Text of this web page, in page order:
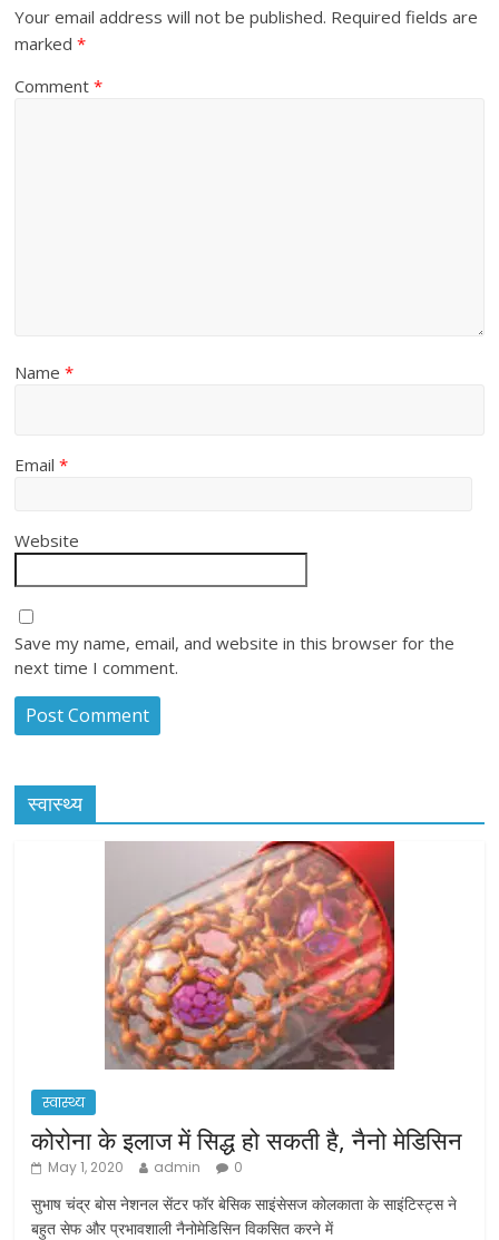
Your email address will not be published. Required fields are
marked*
Comment*
Name*
Email*
Website
Save my name, email, and website in this browser for the
next time I comment.
स्वास्थ्य
स्वास्थ्य
कोरोना के इलाज में सिद्ध हो सकती है, नैनो मेडिसिन
May 1, 2020 admin 0
सुभाष चंद्र बोस नेशनल सेंटर फॉर बेसिक साइंसेसज कोलकाता के साइंटिस्ट्स ने
बहुत सेफ और प्रभावशाली नैनोमेडिसिन विकसित करने में